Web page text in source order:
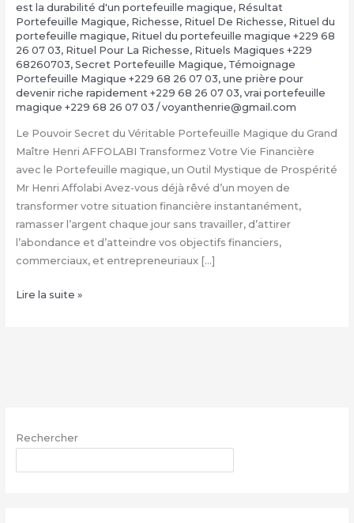
est la durabilité d'un portefeuille magique, Résultat
Portefeuille Magique, Richesse, Rituel De Richesse, Rituel du
portefeuille magique, Rituel du portefeuille magique +229 68
26 07 03, Rituel Pour La Richesse, Rituels Magiques +229
68260703, Secret Portefeuille Magique, Témoignage
Portefeuille Magique +229 68 26 07 03, une prière pour
devenir riche rapidement +229 68 26 07 03, vrai portefeuille
magique +229 68 26 07 03 /voyanthenrie@gmail.com
Le Pouvoir Secret du Véritable Portefeuille Magique du Grand
Maître Henri AFFOLABI Transformez Votre Vie Financière
avec le Portefeuille magique, un Outil Mystique de Prospérité
Mr Henri Affolabi Avez-vous déjà rêvé d’un moyen de
transformer votre situation financière instantanément,
ramasser l’argent chaque jour sans travailler, d’attirer
l’abondance et d’atteindre vos objectifs financiers,
commerciaux, et entrepreneuriaux […]
Comment
:
68
Lire la suite »
Rechercher